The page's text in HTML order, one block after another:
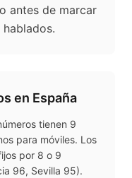
antes de marcar
en España
tienen 9
para móviles. Los
por 8 o 9
96, Sevilla 95).